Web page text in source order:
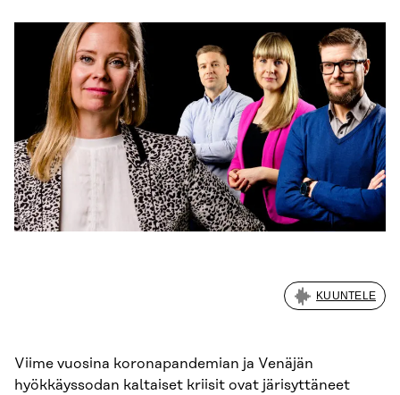
KUUNTELE
Viime vuosina koronapandemian ja Venäjän
hyökkäyssodan kaltaiset kriisit ovat järisyttäneet